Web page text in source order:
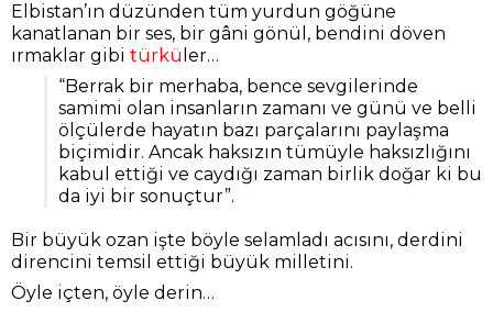
Elbistan’ın düzünden tüm yurdun göğüne
kanatlanan bir ses, bir gâni gönül, bendini döven
ırmaklar gibi türkü ler…
“Berrak bir merhaba, bence sevgilerinde
samimi olan insanların zamanı ve günü ve belli
ölçülerde hayatın bazı parçalarını paylaşma
biçimidir. Ancak haksızın tümüyle haksızlığını
kabul ettiği ve caydığı zaman birlik doğar ki bu
da iyi bir sonuçtur”.
Bir büyük ozan işte böyle selamladı acısını, derdini
direncini temsil ettiği büyük milletini.
Öyle içten, öyle derin…